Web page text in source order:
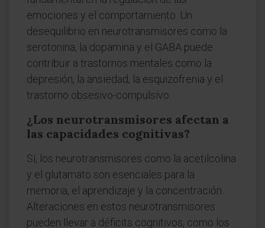
emociones y el comportamiento. Un
desequilibrio en neurotransmisores como la
serotonina, la dopamina y el GABA puede
contribuir a trastornos mentales como la
depresión, la ansiedad, la esquizofrenia y el
trastorno obsesivo-compulsivo.
¿Los neurotransmisores afectan a
las capacidades cognitivas?
Sí, los neurotransmisores como la acetilcolina
y el glutamato son esenciales para la
memoria, el aprendizaje y la concentración.
Alteraciones en estos neurotransmisores
pueden llevar a déficits cognitivos, como los